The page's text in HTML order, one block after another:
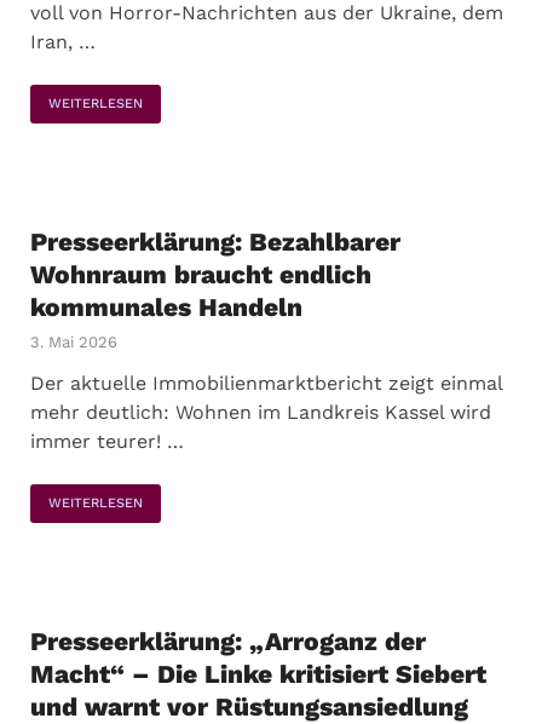
voll von Horror-Nachrichten aus der Ukraine, dem
Iran, …
WEITERLESEN
Presseerklärung: Bezahlbarer
Wohnraum braucht endlich
kommunales Handeln
3. Mai 2026
Der aktuelle Immobilienmarktbericht zeigt einmal
mehr deutlich: Wohnen im Landkreis Kassel wird
immer teurer! …
WEITERLESEN
Presseerklärung: „Arroganz der
Macht“ – Die Linke kritisiert Siebert
und warnt vor Rüstungsansiedlung